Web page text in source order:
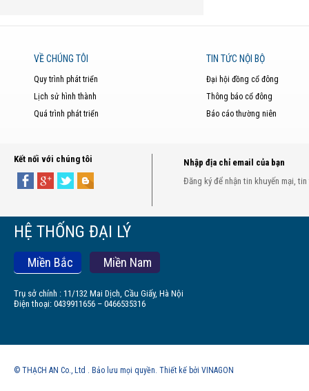
VỀ CHÚNG TÔI
Quy trình phát triển
Lịch sử hình thành
Quá trình phát triển
TIN TỨC NỘI BỘ
Đại hội đồng cổ đông
Thông báo cổ đông
Báo cáo thường niên
Kết nối với chúng tôi
Nhập địa chỉ email của bạn
Đăng ký để nhận tin khuyến mại,
HỆ THỐNG ĐẠI LÝ
Miền Bắc Miền Nam
Trụ sở chính : 11/132 Mai Dịch, Cầu Giấy, Hà Nội
Điện thoại: 0439911656 – 0466535316
© THẠCH AN Co., Ltd . Bảo lưu mọi quyền. Thiết kế bởi VINAGON